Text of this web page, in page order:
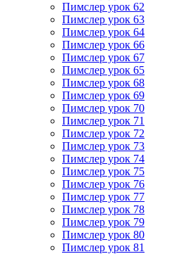
Пимслер урок 62
Пимслер урок 63
Пимслер урок 64
Пимслер урок 66
Пимслер урок 67
Пимслер урок 65
Пимслер урок 68
Пимслер урок 69
Пимслер урок 70
Пимслер урок 71
Пимслер урок 72
Пимслер урок 73
Пимслер урок 74
Пимслер урок 75
Пимслер урок 76
Пимслер урок 77
Пимслер урок 78
Пимслер урок 79
Пимслер урок 80
Пимслер урок 81